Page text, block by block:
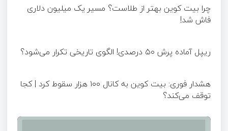
چرا بیت کوین بهتر از طلاست؟ مسیر یک میلیون دلاری
فاش شد!
ریپل آماده پرش ۵۰ درصدی! الگوی تاریخی تکرار می‌شود؟
هشدار فوری: بیت کوین به کانال ۱۰۰ هزار سقوط کرد | کجا
توقف می‌کند؟